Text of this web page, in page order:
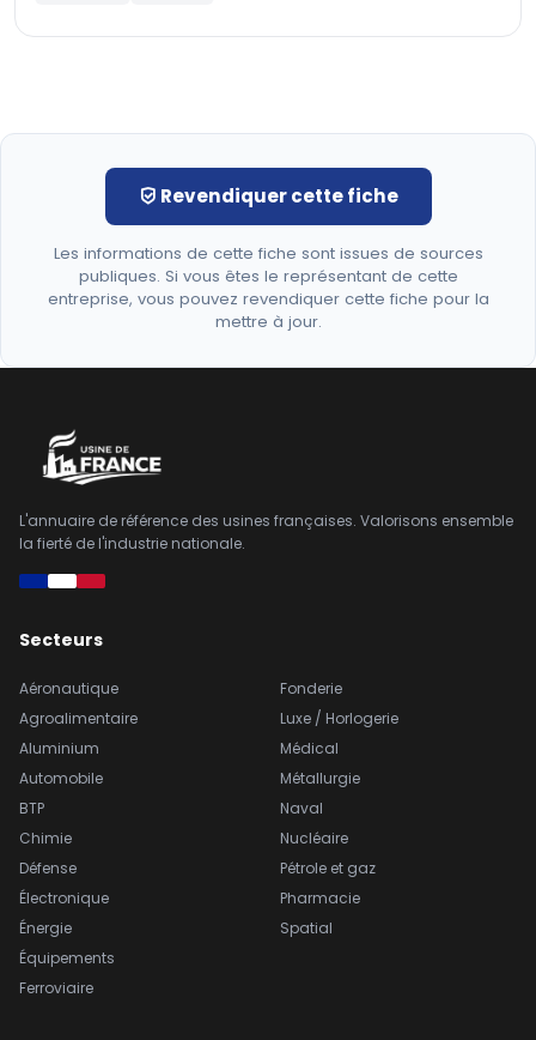
Revendiquer cette fiche
Les informations de cette fiche sont issues de sources
publiques. Si vous êtes le représentant de cette
entreprise, vous pouvez revendiquer cette fiche pour la
mettre à jour.
L'annuaire de référence des usines françaises. Valorisons ensemble
la fierté de l'industrie nationale.
Secteurs
Aéronautique
Agroalimentaire
Aluminium
Automobile
BTP
Chimie
Défense
Électronique
Énergie
Équipements
Ferroviaire
Fonderie
Luxe / Horlogerie
Médical
Métallurgie
Naval
Nucléaire
Pétrole et gaz
Pharmacie
Spatial